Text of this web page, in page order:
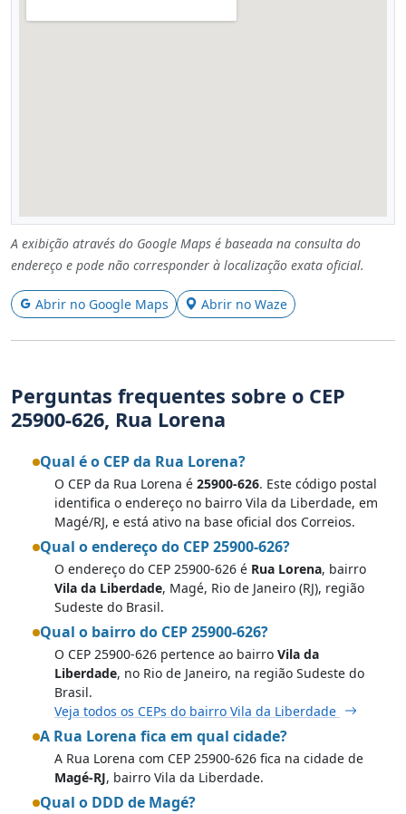
A exibição através do Google Maps é baseada na consulta do
endereço e pode não corresponder à localização exata oficial.
Abrir no Google Maps Abrir no Waze
Perguntas frequentes sobre o CEP
25900-626, Rua Lorena
Qual é o CEP da Rua Lorena?
O CEP da Rua Lorena é 25900-626. Este código postal
identifica o endereço no bairro Vila da Liberdade, em
Magé/RJ, e está ativo na base oficial dos Correios.
Qual o endereço do CEP 25900-626?
O endereço do CEP 25900-626 é Rua Lorena, bairro
Vila da Liberdade, Magé, Rio de Janeiro (RJ), região
Sudeste do Brasil.
Qual o bairro do CEP 25900-626?
O CEP 25900-626 pertence ao bairro Vila da
Liberdade, no Rio de Janeiro, na região Sudeste do
Brasil.
Veja todos os CEPs do bairro Vila da Liberdade
A Rua Lorena fica em qual cidade?
A Rua Lorena com CEP 25900-626 fica na cidade de
Magé-RJ, bairro Vila da Liberdade.
Qual o DDD de Magé?